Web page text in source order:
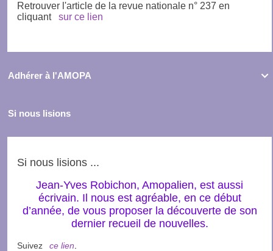
Retrouver l'article de la revue nationale n° 237 en
cliquant
sur ce lien

Adhérer à l'AMOPA
Si nous lisions
Si nous lisions ...
Jean-Yves Robichon, Amopalien, est aussi
écrivain. Il nous est agréable, en ce début
d’année, de vous proposer la découverte de son
dernier recueil de nouvelles.
Suivez ce lien